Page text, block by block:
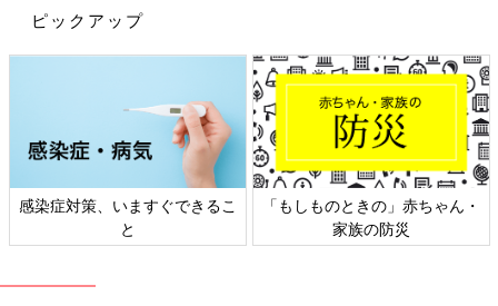
ピックアップ
感染症対策、いますぐできるこ
と
「もしものときの」赤ちゃん・
家族の防災